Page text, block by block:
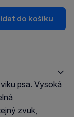
do košíku
psa. Vysoká
zvuk,